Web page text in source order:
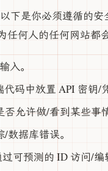
下是你必须遵循的
何人的任何网站都
入。
码中放置 API 密钥/
否允许做/看到某些事
数据库错误。
可预测的 ID 访问/编